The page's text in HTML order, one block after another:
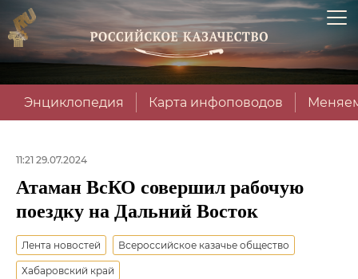
Энциклопедия Карта инфоповодов
11:21 29.07.2024
Атаман ВсКО совершил рабочую
поездку на Дальний Восток
Лента новостей Всероссийское казачье общество
Хабаровский край